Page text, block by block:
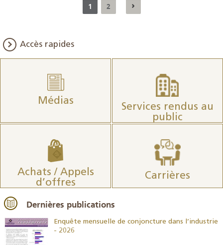
1 2
Accès rapides
Médias
Services rendus au
public
Achats / Appels
d’offres
Carrières
Dernières publications
Enquête mensuelle de conjoncture dans l’industrie
- 2026